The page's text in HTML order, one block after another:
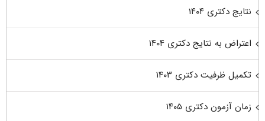
نتایج دکتری ۱۴۰۴
اعتراض به نتایج دکتری ۱۴۰۴
تکمیل ظرفیت دکتری ۱۴۰۳
زمان آزمون دکتری ۱۴۰۵